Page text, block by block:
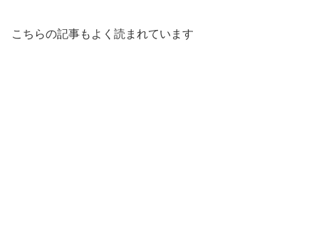
こちらの記事もよく読まれています